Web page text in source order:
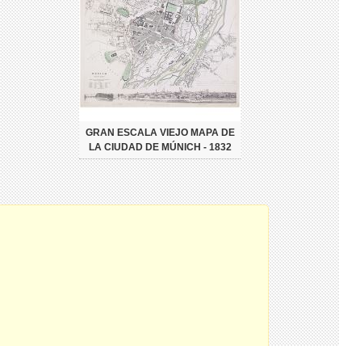
GRAN ESCALA VIEJO MAPA DE
LA CIUDAD DE MÚNICH - 1832